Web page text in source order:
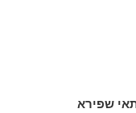
שפירא